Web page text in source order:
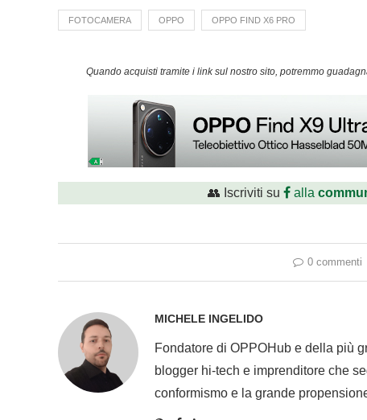
FOTOCAMERA OPPO OPPO FIND X6 PRO
Quando acquisti tramite i link sul nostro sito, potremmo
👥 Iscriviti su alla
0 commenti
MICHELE INGELIDO
Fondatore di OPPOHub e della più
blogger hi-tech e imprenditore che
conformismo e la grande